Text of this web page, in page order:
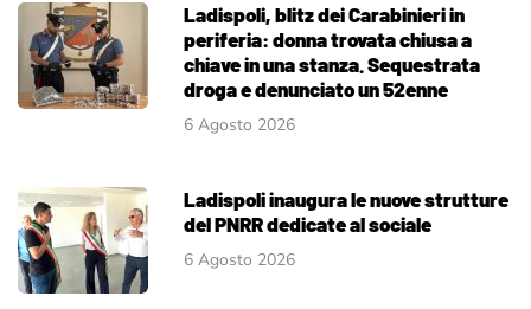
Ladispoli, blitz dei Carabinieri in
periferia: donna trovata chiusa a
chiave in una stanza. Sequestrata
droga e denunciato un 52enne
6 Agosto 2026
Ladispoli inaugura le nuove strutture
del PNRR dedicate al sociale
6 Agosto 2026